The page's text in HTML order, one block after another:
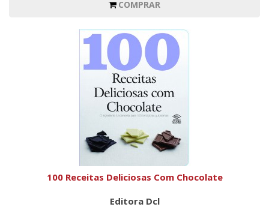
COMPRAR
100 Receitas Deliciosas Com Chocolate
Editora Dcl